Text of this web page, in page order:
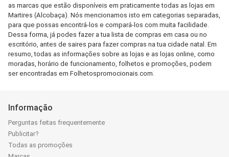
as marcas que estão disponíveis em praticamente todas as lojas em
Martires (Alcobaça). Nós mencionamos isto em categorias separadas,
para que possas encontrá-los e compará-los com muita facilidade.
Dessa forma, já podes fazer a tua lista de compras em casa ou no
escritório, antes de saires para fazer compras na tua cidade natal. Em
resumo, todas as informações sobre as lojas e as lojas online, como
moradas, horário de funcionamento, folhetos e promoções, podem
ser encontradas em Folhetospromocionais.com.
Informação
Perguntas feitas frequentemente
Publicitar?
Todas as promoções